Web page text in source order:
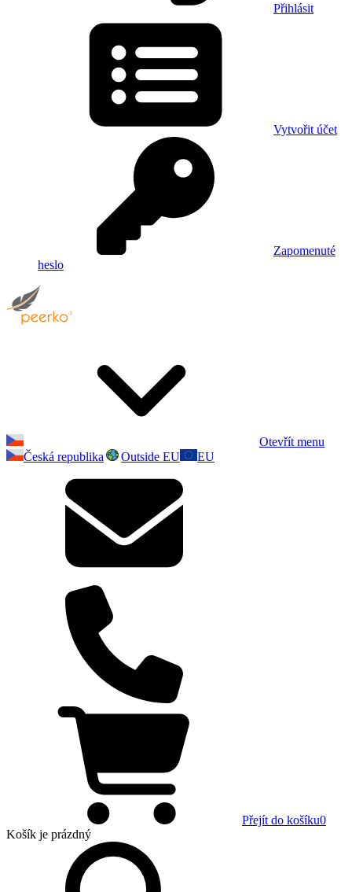
Přihlásit
Vytvořit účet
Zapomenuté
heslo
Otevřít menu
Česká republika
Outside EU EU
Přejít do košíku0
Košík je prázdný